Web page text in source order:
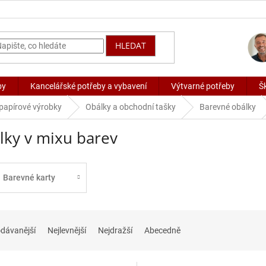
HLEDAT
Kancelářské potřeby a vybavení Výtvarné potřeby
výrobky Obálky a obchodní tašky Barevné obálky
v mixu barev
Barevné karty
Nejlevnější Nejdražší Abecedně